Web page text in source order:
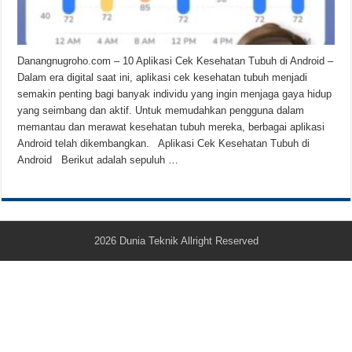
Teknologi Bikin Bisnis Makanan Kamu Makin Cuan! Begini Cara Buka
Danangnugroho.com – 10 Aplikasi Cek Kesehatan Tubuh di Android –
Dalam era digital saat ini, aplikasi cek kesehatan tubuh menjadi
semakin penting bagi banyak individu yang ingin menjaga gaya hidup
yang seimbang dan aktif. Untuk memudahkan pengguna dalam
memantau dan merawat kesehatan tubuh mereka, berbagai aplikasi
Android telah dikembangkan. Aplikasi Cek Kesehatan Tubuh di
Android Berikut adalah sepuluh …
2026 Dunia Teknik Allright Reserved